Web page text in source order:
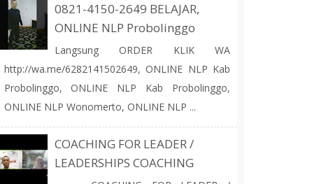
0821-4150-2649 BELAJAR,
ONLINE NLP Probolinggo
Langsung ORDER KLIK WA
http://wa.me/6282141502649, ONLINE NLP Kab
Probolinggo, ONLINE NLP Kab Probolinggo,
ONLINE NLP Wonomerto, ONLINE NLP ...
COACHING FOR LEADER /
LEADERSHIPS COACHING